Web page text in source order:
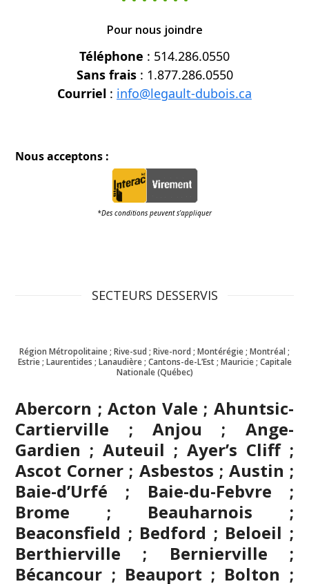
Pour nous joindre
Téléphone : 514.286.0550
Sans frais: 1.877.286.0550
Courriel : info@legault-dubois.ca
Nous acceptons :
*Des conditions peuvent s’appliquer
SECTEURS DESSERVIS
Région Métropolitaine ; Rive-sud ; Rive-nord ; Montérégie ; Montréal ;
Estrie ; Laurentides ; Lanaudière ; Cantons-de-L’Est ; Mauricie ; Capitale
Nationale (Québec)
Abercorn ; Acton Vale ; Ahuntsic-
Cartierville ; Anjou ; Ange-
Gardien ; Auteuil ; Ayer’s Cliff ;
Ascot Corner ; Asbestos ; Austin ;
Baie-d’Urfé ; Baie-du-Febvre ;
Brome ; Beauharnois ;
Beaconsfield ; Bedford ; Beloeil ;
Berthierville ; Bernierville ;
Bécancour ; Beauport ; Bolton ;